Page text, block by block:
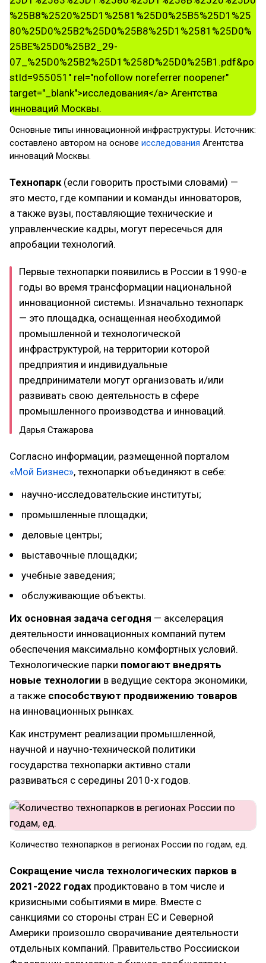
Основные типы инновационной инфраструктуры. Источник:
составлено автором на основе исследования Агентства
инноваций Москвы.
Технопарк(если говорить простыми словами) —
это место, где компании и команды инноваторов,
а также вузы, поставляющие технические и
управленческие кадры, могут пересечься для
апробации технологий.
Первые технопарки появились в России в 1990-е
годы во время трансформации национальной
инновационной системы. Изначально технопарк
— это площадка, оснащенная необходимой
промышленной и технологической
инфраструктурой, на территории которой
предприятия и индивидуальные
предприниматели могут организовать и/или
развивать свою деятельность в сфере
промышленного производства и инноваций.
Дарья Стажарова
Согласно информации, размещенной порталом
«Мой Бизнес», технопарки объединяют в себе:
научно-исследовательские институты;
промышленные площадки;
деловые центры;
выставочные площадки;
учебные заведения;
обслуживающие объекты.
Их основная задача сегодня — акселерация
деятельности инновационных компаний путем
обеспечения максимально комфортных условий.
Технологические парки помогают внедрять
новые технологии в ведущие сектора экономики,
а также способствуют продвижению товаров
на инновационных рынках.
Как инструмент реализации промышленной,
научной и научно-технической политики
государства технопарки активно стали
развиваться с середины 2010-х годов.
Количество технопарков в регионах России по годам, ед.
Сокращение числа технологических парков в
2021-2022 годах продиктовано в том числе и
кризисными событиями в мире. Вместе с
санкциями со стороны стран ЕС и Северной
Америки произошло сворачивание деятельности
отдельных компаний. Правительство Россиискои